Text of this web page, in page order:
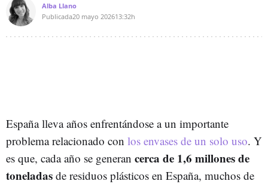
Alba Llano
Publicada20 mayo 202613:32h
España lleva años enfrentándose a un importante
problema relacionado con los envases de un solo uso. Y
es que, cada año se generan cerca de 1,6 millones de
toneladas de residuos plásticos en España, muchos de